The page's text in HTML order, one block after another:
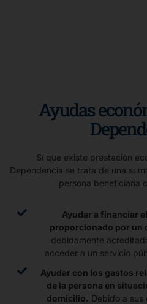
Ayudas
Sí que existe prestación
Dependencia se trata de una
persona beneficiaria
Ayudar a financiar
proporcionado por un
debidamente
acceder a un servicio
Ayudar con los gastos
de la persona en
domicilio. Debido a sus